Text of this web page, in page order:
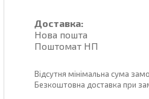
Доставка:
Нова пошта
Поштомат НП
Відсутня мінімальна сума
Безкоштовна доставка при